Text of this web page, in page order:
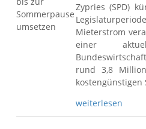
Zypries (SPD)
Mieterstrom
einer
rund 3,8
weiterlesen